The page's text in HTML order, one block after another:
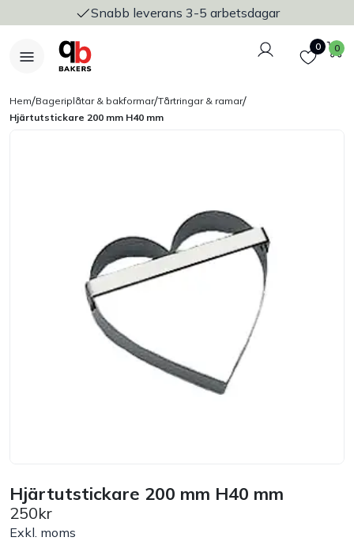
Snabb leverans 3-5 arbetsdagar
Logga in
Favoriter
0 0
Bageriplåtar & bakformar
Stickvagnar & transport
Exponering & servering
Hem/Bageriplåtar & bakformar/Tårtringar & ramar/
Hjärtutstickare 200 mm H40 mm
Hjärtutstickare 200 mm H40 mm
250kr
Exkl. moms